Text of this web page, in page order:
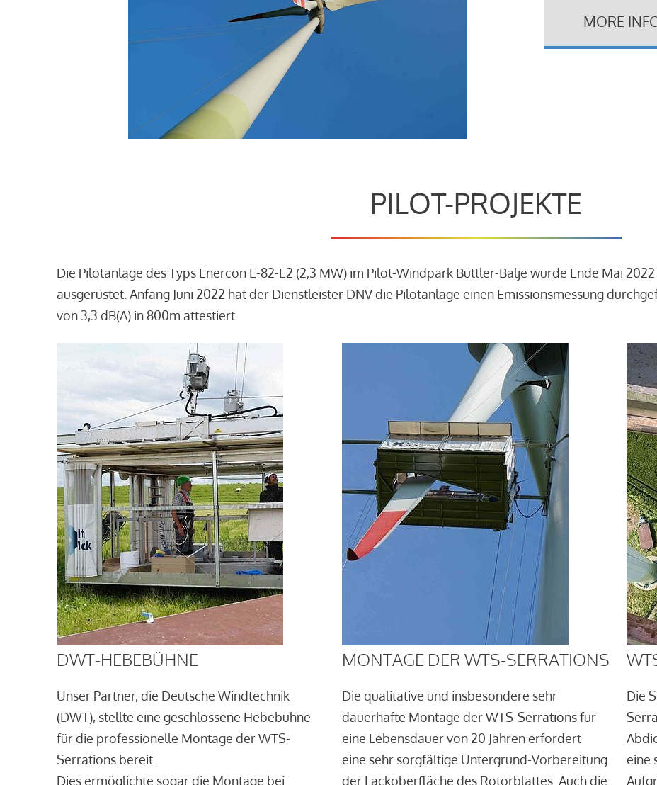
MORE
PILOT-PROJEKTE
Die Pilotanlage des Typs Enercon E-82-E2 (2,3 MW) im Pilot-Windpark Büttler-Balje wurde Ende Mai
ausgerüstet. Anfang Juni 2022 hat der Dienstleister DNV die Pilotanlage einen Emissionsmessung
von 3,3 dB(A) in 800m attestiert.
DWT-HEBEBÜHNE
Unser Partner, die Deutsche Windtechnik
(DWT), stellte eine geschlossene Hebebühne
für die professionelle Montage der WTS-
Serrations bereit.
Dies ermöglichte sogar die Montage bei
MONTAGE DER WTS-SERRATIONS
Die qualitative und insbesondere sehr
dauerhafte Montage der WTS-Serrations für
eine Lebensdauer von 20 Jahren erfordert
eine sehr sorgfältige Untergrund-Vorbereitung
der Lackoberfläche des Rotorblattes. Auch die
Die
eine